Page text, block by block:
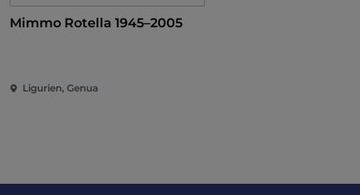
Mimmo Rotella 1945–2005
Ligurien, Genua